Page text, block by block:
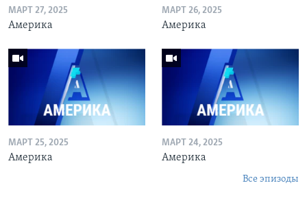
МАРТ 27, 2025
Америка
МАРТ 26, 2025
Америка
МАРТ 25, 2025
Америка
МАРТ 24, 2025
Америка
Все эпизоды